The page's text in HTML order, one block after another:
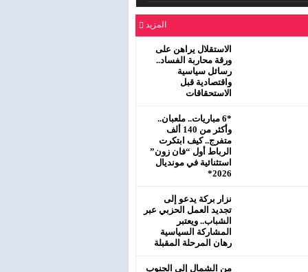
الدورة العادية للمجلس
الإقليمي لحزب الاستقلال
بمفتشية عين الشق
سيدي معروف
رئيس جماعة البروج /
اقليم سطات : لا يحترم
جلالة الملك محمد
المزيد
الاستقلال يراهن على
ورقة محاربة الفساد..
رسائل سياسية
واقتصادية قبل
الاستحقاقات
*6 مباريات.. ملعبان..
وأكثر من 140 ألف
متفرج.. كيف ابتكرت
الرباط أول “فان زون”
استثنائية في مونديال
2026*
نزار بركة يدعو إلى
تجديد العمل الحزبي عبر
الشباب.. ويعتبر
المشاركة السياسية
رهان المرحلة المقبلة
من الشمال إلى الجنوب